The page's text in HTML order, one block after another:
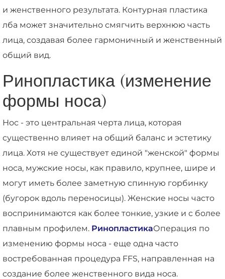
и женственного результата. Контурная пластика
лба может значительно смягчить верхнюю часть
лица, создавая более гармоничный и женственный
общий вид.
Ринопластика (изменение
формы носа)
Нос - это центральная черта лица, которая
существенно влияет на общий баланс и эстетику
лица. Хотя не существует единой "женской" формы
носа, мужские носы, как правило, крупнее, шире и
могут иметь более заметную спинную горбинку
(бугорок вдоль переносицы). Женские носы часто
воспринимаются как более тонкие, узкие и с более
плавным профилем. РинопластикаОперация по
изменению формы носа - еще одна часто
востребованная процедура FFS, направленная на
создание более женственного вида носа.